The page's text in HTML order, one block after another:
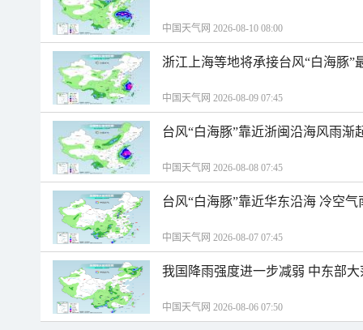
中国天气网 2026-08-10 08:00
浙江上海等地将承接台风“白海豚”
中国天气网 2026-08-09 07:45
台风“白海豚”靠近浙闽沿海风雨渐
中国天气网 2026-08-08 07:45
台风“白海豚”靠近华东沿海 冷空
中国天气网 2026-08-07 07:45
我国降雨强度进一步减弱 中东部
中国天气网 2026-08-06 07:50